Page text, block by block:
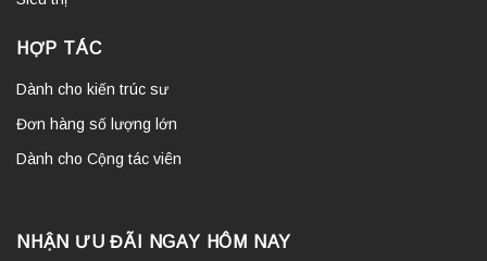
HỢP TÁC
Dành cho kiến trúc sư
Đơn hàng số lượng lớn
Dành cho Cộng tác viên
NHẬN ƯU ĐÃI NGAY HÔM NAY